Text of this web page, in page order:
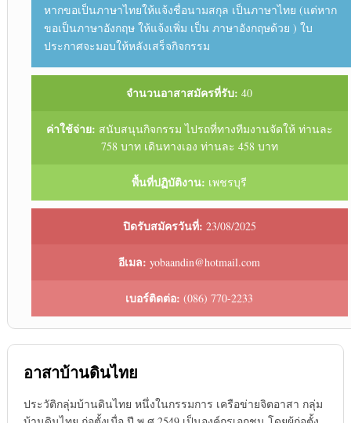
หากขอเป็นภาษาไทยให้แจ้งชื่อนามสกุล เป็นภาษาไทย (แต่หาก
ขอเป็นภาษาอังกฤษ ให้แจ้งเพิ่ม เป็น ภาษาอังกฤษด้วย ) ใบ
ประกาศจะมอบให้หลังเสร็จกิจกรรม
จำนวนอาสาสมัครที่รับ: 40
ค่าใช้จ่าย: สนับสนุนกิจกรรม ไปรถที่ทางทีมงานจัดให้ ท่านละ
758 บาท เดินทางเอง ท่านละ 458 บาท
พื้นที่ปฏิบัติงาน: เพชรบุรี
ปิดรับสมัครวันที่: 23/08/2025
อีเมล: yobaandin@hotmail.com
เบอร์ติดต่อ: (086) 770-2233
อาสาบ้านดินไทย
ประวัติกลุ่มบ้านดินไทย หนึ่งในกรรมการ เครือข่ายจิตอาสา กลุ่ม